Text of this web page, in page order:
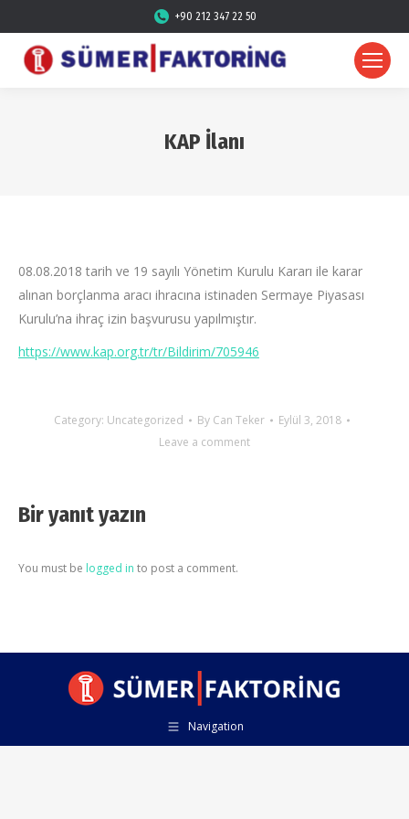
+90 212 347 22 50
KAP İlanı
08.08.2018 tarih ve 19 sayılı Yönetim Kurulu Kararı ile karar
alınan borçlanma aracı ihracına istinaden Sermaye Piyasası
Kurulu’na ihraç izin başvurusu yapılmıştır.
https://www.kap.org.tr/tr/Bildirim/705946
Category: Uncategorized By Can Teker
Eylül 3, 2018
Leave a comment
Bir yanıt yazın
You must be logged in to post a comment.
Navigation